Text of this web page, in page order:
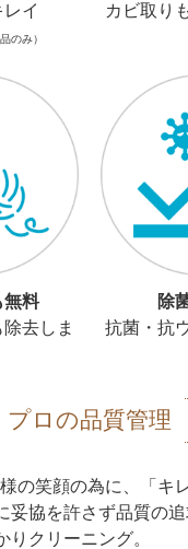
イ
のみ）
カビ取り
無料
去しま
除
抗菌・抗
プロの品質管理
の笑顔の為に、「キ
妥協を許さず品質の
りクリーニング。